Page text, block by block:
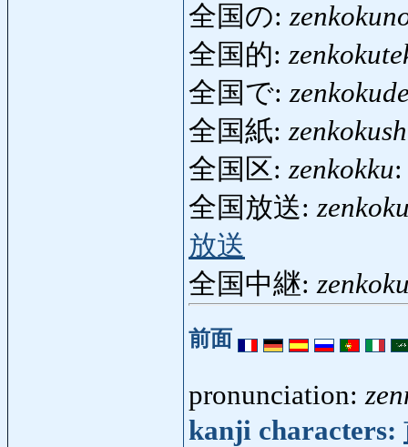
全国の:
全国的:
全国で:
全国紙:
全国区:zenkokku
全国放送:
放送
全国中継:
前面
pronunciation:
kanji characters: